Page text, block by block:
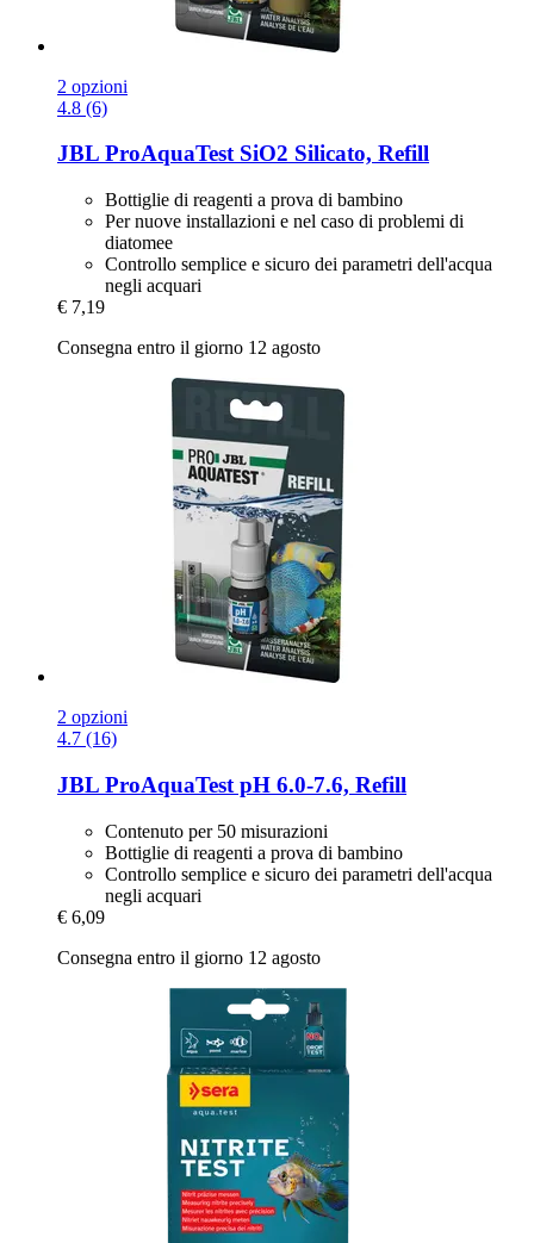
2 opzioni
4.8 (6)
JBL ProAquaTest SiO2 Silicato, Refill
Bottiglie di reagenti a prova di bambino
Per nuove installazioni e nel caso di problemi di
diatomee
Controllo semplice e sicuro dei parametri dell'acqua
negli acquari
€ 7,19
Consegna entro il giorno 12 agosto
2 opzioni
4.7 (16)
JBL ProAquaTest pH 6.0-​7.6, Refill
Contenuto per 50 misurazioni
Bottiglie di reagenti a prova di bambino
Controllo semplice e sicuro dei parametri dell'acqua
negli acquari
€ 6,09
Consegna entro il giorno 12 agosto